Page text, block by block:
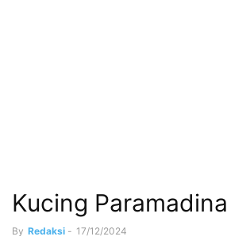
Kucing Paramadina
By Redaksi - 17/12/2024